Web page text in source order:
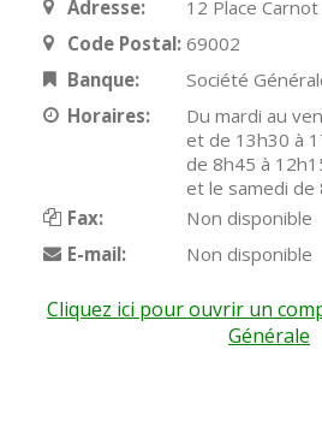
Adresse:
12 Place Carnot
Code Postal: 69002
Banque:
Société
Horaires:
Du mardi au
et de 13h30 à
de 8h45 à
et le samedi de
Fax:
Non disponible
E-mail:
Non disponible
Cliquez ici pour ouvrir un
Générale